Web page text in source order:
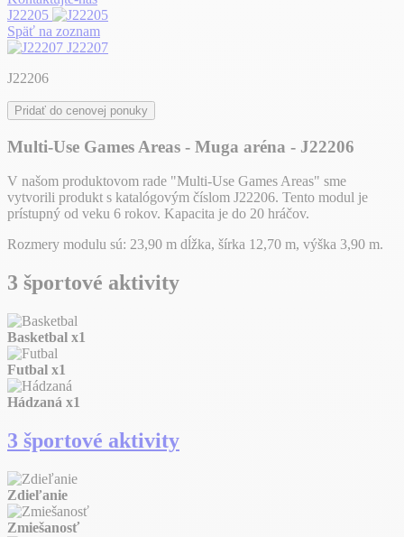
J22205
Späť na zoznam
J22207
J22206
Pridať do cenovej ponuky
Multi-Use Games Areas - Muga aréna - J22206
V našom produktovom rade "Multi-Use Games Areas" sme
vytvorili produkt s katalógovým číslom J22206. Tento modul je
prístupný od veku 6 rokov. Kapacita je do 20 hráčov.
Rozmery modulu sú: 23,90 m dĺžka, šírka 12,70 m, výška 3,90 m.
3 športové aktivity
Basketbal x1
Futbal x1
Hádzaná x1
3 športové aktivity
Zdieľanie
Zmiešanosť